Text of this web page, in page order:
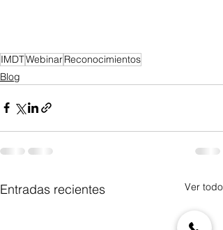
IMDTWebinarReconocimientos
Blog
Entradas recientes Ver todo